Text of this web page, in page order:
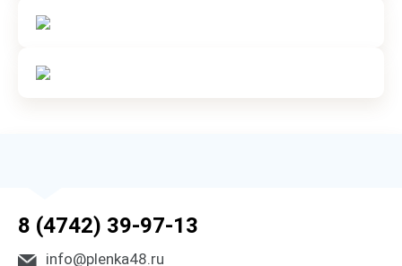
8 (4742) 39-97-13
info@plenka48.ru